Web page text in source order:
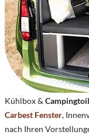
Kühlbox &
Carbest Fenster,
nach Ihren